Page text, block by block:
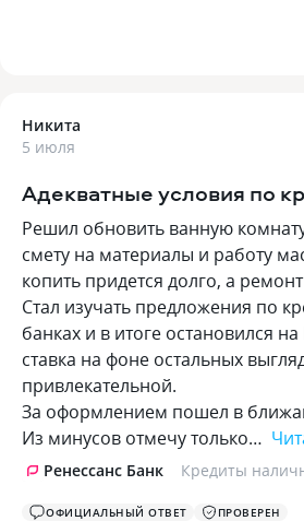
Никита
5 июля
Адекватные условия по
Решил обновить ванную
смету на материалы и работу
копить придется долго, а
Стал изучать предложения по
банках и в итоге остановился
ставка на фоне остальных
привлекательной.
За оформлением пошел в
Из минусов отмечу только…
Ренессанс Банк Кредиты
ОФИЦИАЛЬНЫЙ ОТВЕТ ПРОВЕРЕН